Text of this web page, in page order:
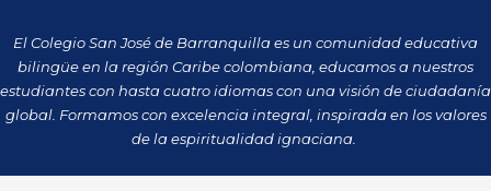
e
b
o
o
t
a
g
r
a
m
t
o
k
w
i
t
t
e
r
k
e
d
i
n
t
u
b
e
El Colegio San José de Barranquilla es un comunidad educativa
bilingüe en la región Caribe colombiana, educamos a nuestros
estudiantes con hasta cuatro idiomas con una visión de ciudadanía
global. Formamos con excelencia integral, inspirada en los valores
de la espiritualidad ignaciana.